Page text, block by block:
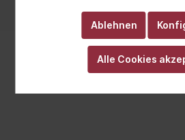
Realisiert mit
Ablehnen
Alle Cookies